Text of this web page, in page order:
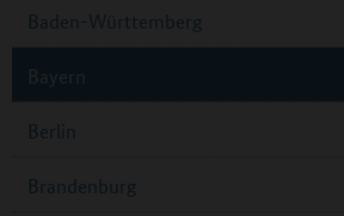
Baden-Württemberg
Bayern
Berlin
Brandenburg